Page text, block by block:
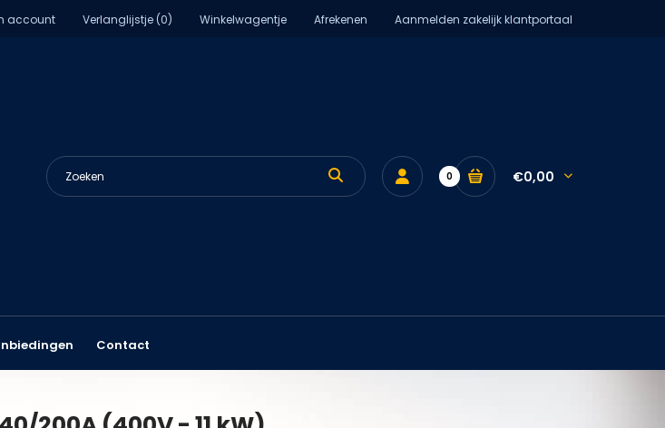
account Verlanglijstje (0) Winkelwagentje Afrekenen Aanmelden zakelijk klantportaal
0 €0,00
Contact